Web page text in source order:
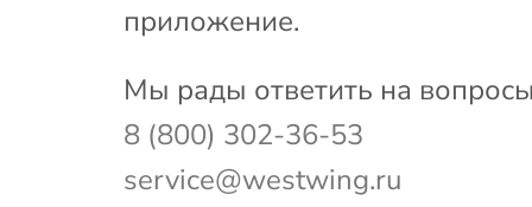
приложение.
Мы рады ответить на
8 (800) 302-36-53
service@westwing.ru